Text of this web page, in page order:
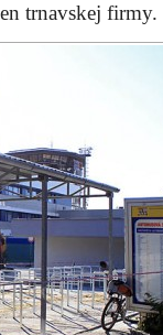
trnavskej firmy.